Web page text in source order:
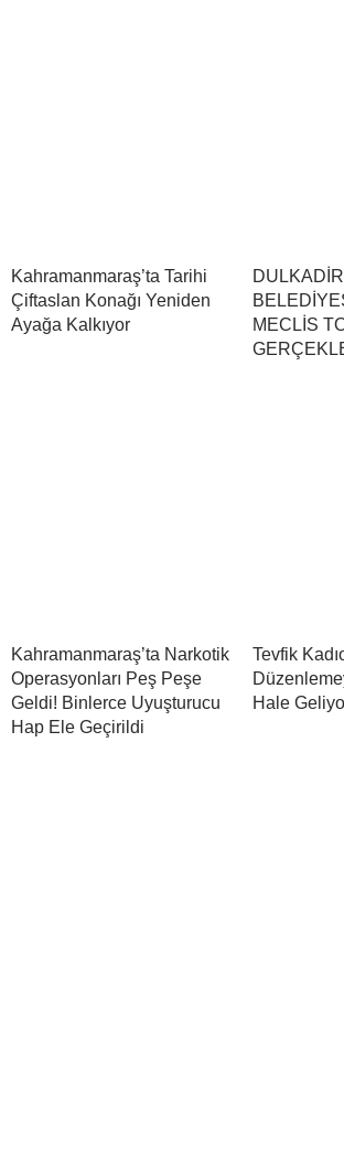
Kahramanmaraş’ta Tarihi
Çiftaslan Konağı Yeniden
Ayağa Kalkıyor
MECLİS
Kahramanmaraş’ta Narkotik
Operasyonları Peş Peşe
Geldi! Binlerce Uyuşturucu
Hap Ele Geçirildi
Tevfik
Hale